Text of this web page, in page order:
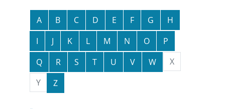
A B C D E F G
H
I
J K L M N O
P
Q
R S T U V W
X
Y
Z